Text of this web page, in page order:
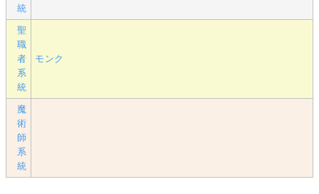
統
聖
職
者
系
統
モンク
魔
術
師
系
統